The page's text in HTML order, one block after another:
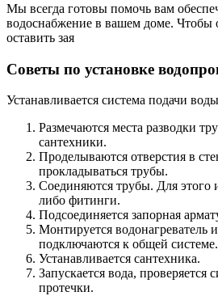
Мы всегда готовы помочь вам
водоснабжение в вашем доме. Чтобы
оставить зая
Советы по установке
Устанавливается система подачи
Размечаются места разводки
сантехники.
Проделываются отверстия в
прокладываться трубы.
Соединяются трубы. Для этого
либо фитинги.
Подсоединяется запорная
Монтируется водонагреватель
подключаются к общей системе.
Устанавливается сантехника.
Запускается вода, проверяется
протечки.